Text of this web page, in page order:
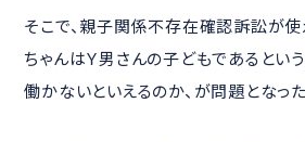
そこで、親子関係不存在確認訴訟が使
ちゃんはＹ男さんの子どもであるとい
働かないといえるのか、が問題となった